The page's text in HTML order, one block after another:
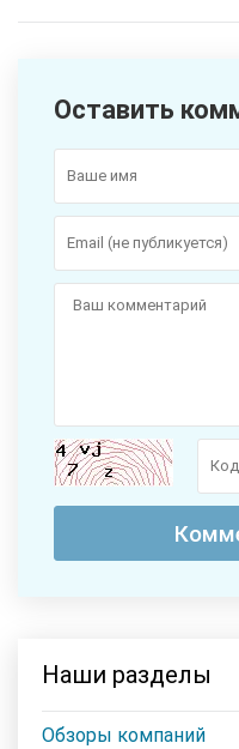
Оставить
Наши разделы
Обзоры компаний